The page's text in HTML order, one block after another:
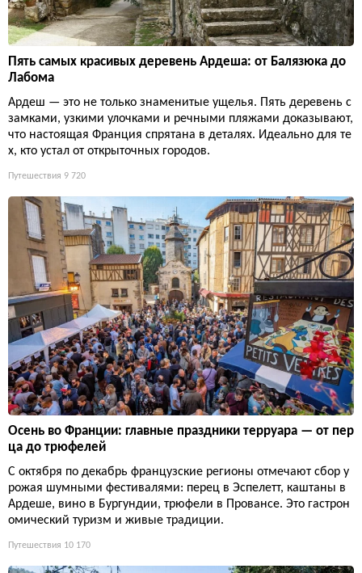
Пять самых красивых деревень Ардеша: от Балязюка до
Лабома
Ардеш — это не только знаменитые ущелья. Пять деревень с
замками, узкими улочками и речными пляжами доказывают,
что настоящая Франция спрятана в деталях. Идеально для те
х, кто устал от открыточных городов.
Путешествия 9 720
Осень во Франции: главные праздники терруара — от пер
ца до трюфелей
С октября по декабрь французские регионы отмечают сбор у
рожая шумными фестивалями: перец в Эспелетт, каштаны в
Ардеше, вино в Бургундии, трюфели в Провансе. Это гастрон
омический туризм и живые традиции.
Путешествия 10 170